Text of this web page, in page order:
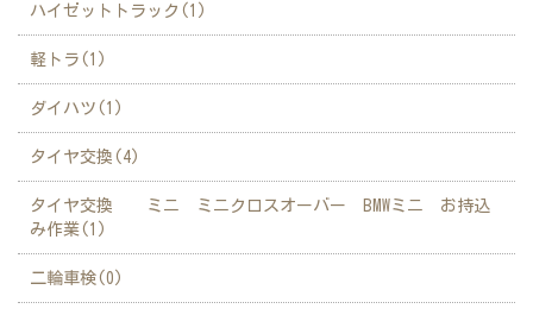
ハイゼットトラック(1)
軽トラ(1)
ダイハツ(1)
タイヤ交換(4)
タイヤ交換 ミニ ミニクロスオーバー BMWミニ お持込
み作業(1)
二輪車検(0)